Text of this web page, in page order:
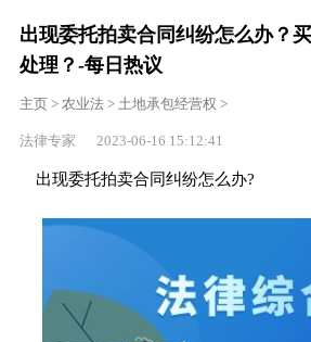
出现委托拍卖合同纠纷怎么办？
处理？-每日热议
主页> 农业法> 土地承包经营权 >
法律专家 2023-06-16 15:12:41
出现委托拍卖合同纠纷怎么办?